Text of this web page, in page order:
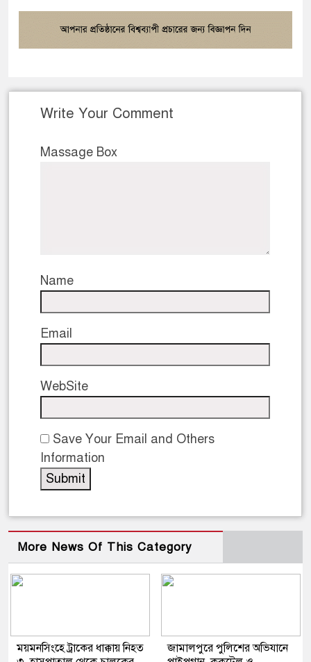
Write Your Comment
Massage Box
Name
Email
WebSite
Save Your Email and Others
Information
More News Of This Category
ময়মনসিংহে ট্রাকের ধাক্কায় নিহত
জামালপুরে পুলিশের অভিযানে